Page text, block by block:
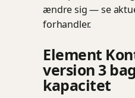
ændre sig — se
forhandler.
Element
version 3
kapacitet